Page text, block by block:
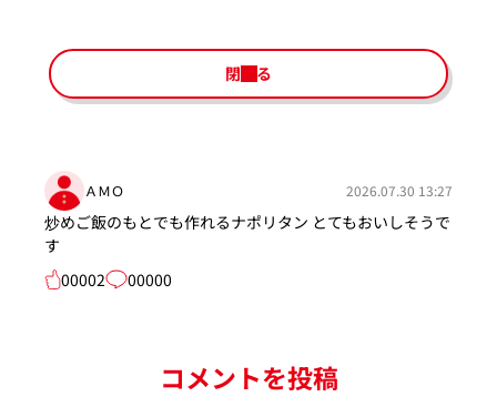
閉じる
ＡＭＯ 2026.07.30 13:27
炒めご飯のもとでも作れるナポリタン とてもおいしそうで
す
00002
00000
コメントを投稿